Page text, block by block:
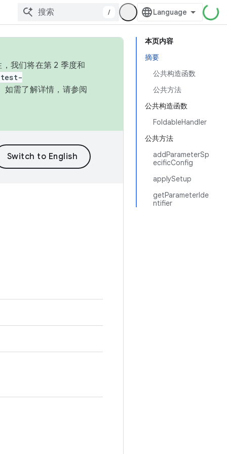
/
本页内容
摘要
公共构造函数
公共方法
公共构造函数
FoldableHandler
公共方法
addParameterSp
ecificConfig
applySetup
getParameterIde
ntifier
我们将在第 2 季度和
如需了解详情，请参阅